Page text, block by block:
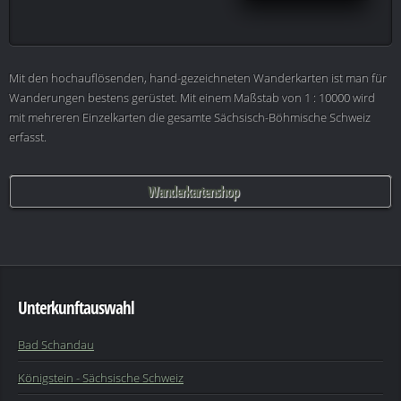
Mit den hochauflösenden, hand-gezeichneten Wanderkarten ist man für
Wanderungen bestens gerüstet. Mit einem Maßstab von 1 : 10000 wird
mit mehreren Einzelkarten die gesamte Sächsisch-Böhmische Schweiz
erfasst.
Wanderkartenshop
Unterkunftauswahl
Bad Schandau
Königstein - Sächsische Schweiz